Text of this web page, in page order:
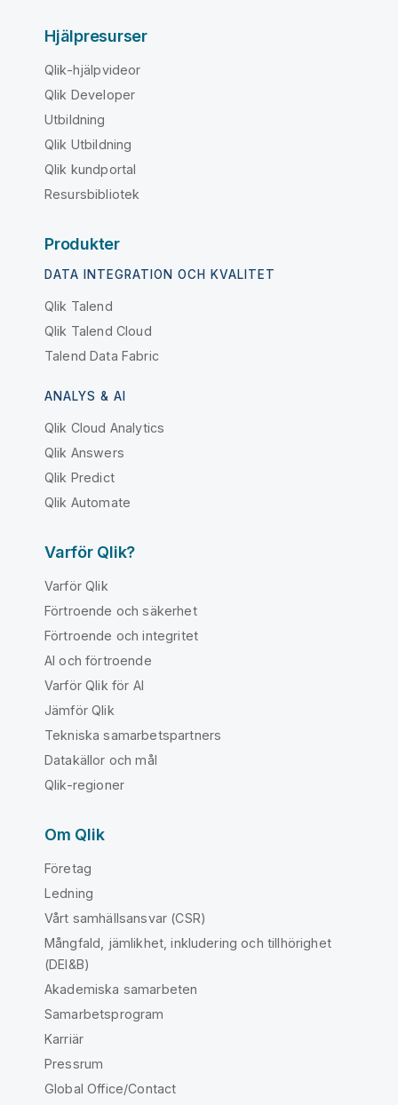
Hjälpresurser
Qlik-hjälpvideor
Qlik Developer
Utbildning
Qlik Utbildning
Qlik kundportal
Resursbibliotek
Produkter
DATA INTEGRATION OCH KVALITET
Qlik Talend
Qlik Talend Cloud
Talend Data Fabric
ANALYS & AI
Qlik Cloud Analytics
Qlik Answers
Qlik Predict
Qlik Automate
Varför Qlik?
Varför Qlik
Förtroende och säkerhet
Förtroende och integritet
AI och förtroende
Varför Qlik för AI
Jämför Qlik
Tekniska samarbetspartners
Datakällor och mål
Qlik-regioner
Om Qlik
Företag
Ledning
Vårt samhällsansvar (CSR)
Mångfald, jämlikhet, inkludering och tillhörighet
(DEI&B)
Akademiska samarbeten
Samarbetsprogram
Karriär
Pressrum
Global Office/Contact